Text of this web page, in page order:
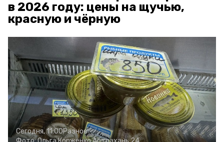
в 2026 году: цены на щучью,
красную и чёрную
Сегодня, 11:00Разное